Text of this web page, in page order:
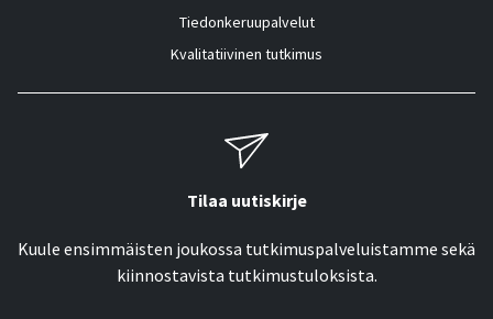
Tiedonkeruupalvelut
Kvalitatiivinen tutkimus
Tilaa uutiskirje
Kuule ensimmäisten joukossa tutkimuspalveluistamme sekä
kiinnostavista tutkimustuloksista.